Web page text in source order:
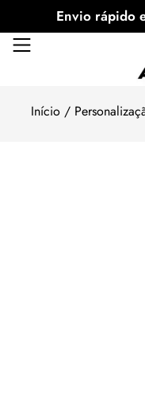
Envio rápido
Início/